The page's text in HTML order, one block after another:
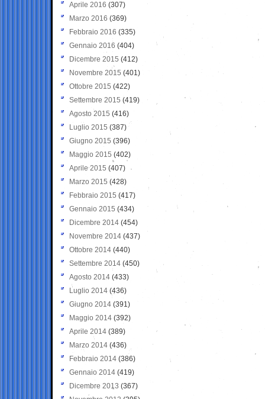
Aprile 2016 (307)
Marzo 2016 (369)
Febbraio 2016 (335)
Gennaio 2016 (404)
Dicembre 2015 (412)
Novembre 2015 (401)
Ottobre 2015 (422)
Settembre 2015 (419)
Agosto 2015 (416)
Luglio 2015 (387)
Giugno 2015 (396)
Maggio 2015 (402)
Aprile 2015 (407)
Marzo 2015 (428)
Febbraio 2015 (417)
Gennaio 2015 (434)
Dicembre 2014 (454)
Novembre 2014 (437)
Ottobre 2014 (440)
Settembre 2014 (450)
Agosto 2014 (433)
Luglio 2014 (436)
Giugno 2014 (391)
Maggio 2014 (392)
Aprile 2014 (389)
Marzo 2014 (436)
Febbraio 2014 (386)
Gennaio 2014 (419)
Dicembre 2013 (367)